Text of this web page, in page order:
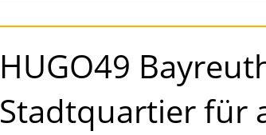
HUGO49
Stadtquartier für